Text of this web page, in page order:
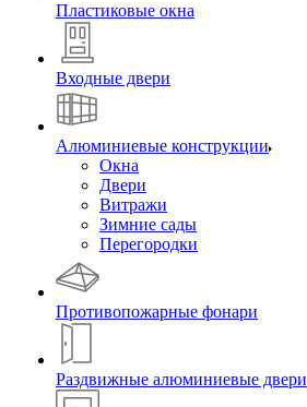
Пластиковые окна
Входные двери
Алюминиевые конструкции
Окна
Двери
Витражи
Зимние сады
Перегородки
Противопожарные фонари
Раздвижные алюминиевые двери